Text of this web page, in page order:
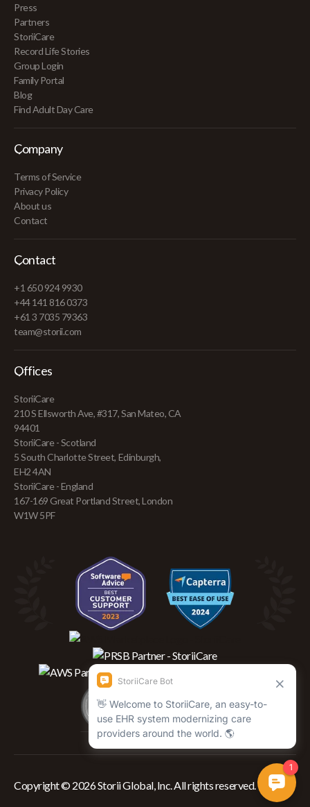
Press
Partners
StoriiCare
Record Life Stories
Group Login
Family Portal
Blog
Find Adult Day Care
Company
Terms of Service
Privacy Policy
About us
Contact
Contact
+1 650 924 9930
+44 141 816 0373
+61 3 7035 79363
team@storii.com
Offices
StoriiCare
210 S Ellsworth Ave, #317, San Mateo, CA
94401
StoriiCare - Scotland
5 South Charlotte Street, Edinburgh,
EH2 4AN
StoriiCare - England
167-169 Great Portland Street, London
W1W 5PF
Copyright © 2026 Storii Global, Inc. All rights reserved.